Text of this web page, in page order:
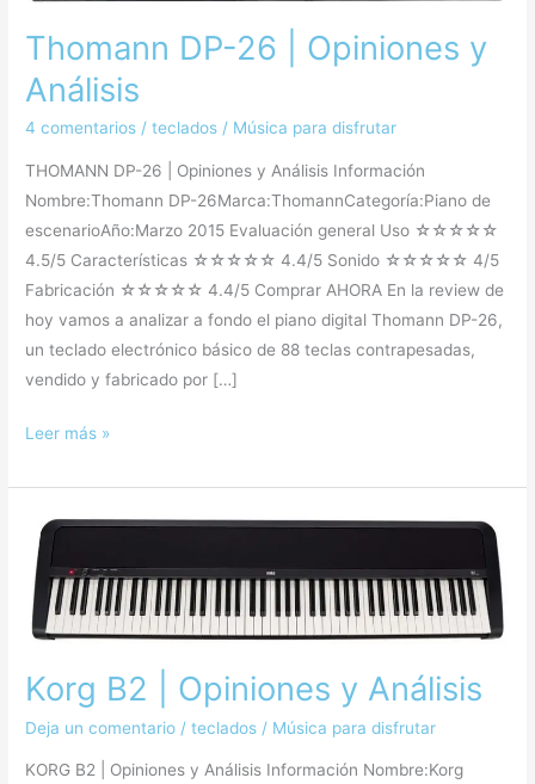
Thomann DP-26 | Opiniones y
Análisis
4 comentarios /teclados / Música para disfrutar
THOMANN DP-26 | Opiniones y Análisis Información
Nombre:Thomann DP-26Marca:ThomannCategoría:Piano de
escenarioAño:Marzo 2015 Evaluación general Uso ☆☆☆☆☆
4.5/5 Características ☆☆☆☆☆ 4.4/5 Sonido ☆☆☆☆☆ 4/5
Fabricación ☆☆☆☆☆ 4.4/5 Comprar AHORA En la review de
hoy vamos a analizar a fondo el piano digital Thomann DP-26,
un teclado electrónico básico de 88 teclas contrapesadas,
vendido y fabricado por […]
Leer más »
Korg B2 | Opiniones y Análisis
Deja un comentario /teclados / Música para disfrutar
KORG B2 | Opiniones y Análisis Información Nombre:Korg
Korg
B2
Opiniones
Análisis